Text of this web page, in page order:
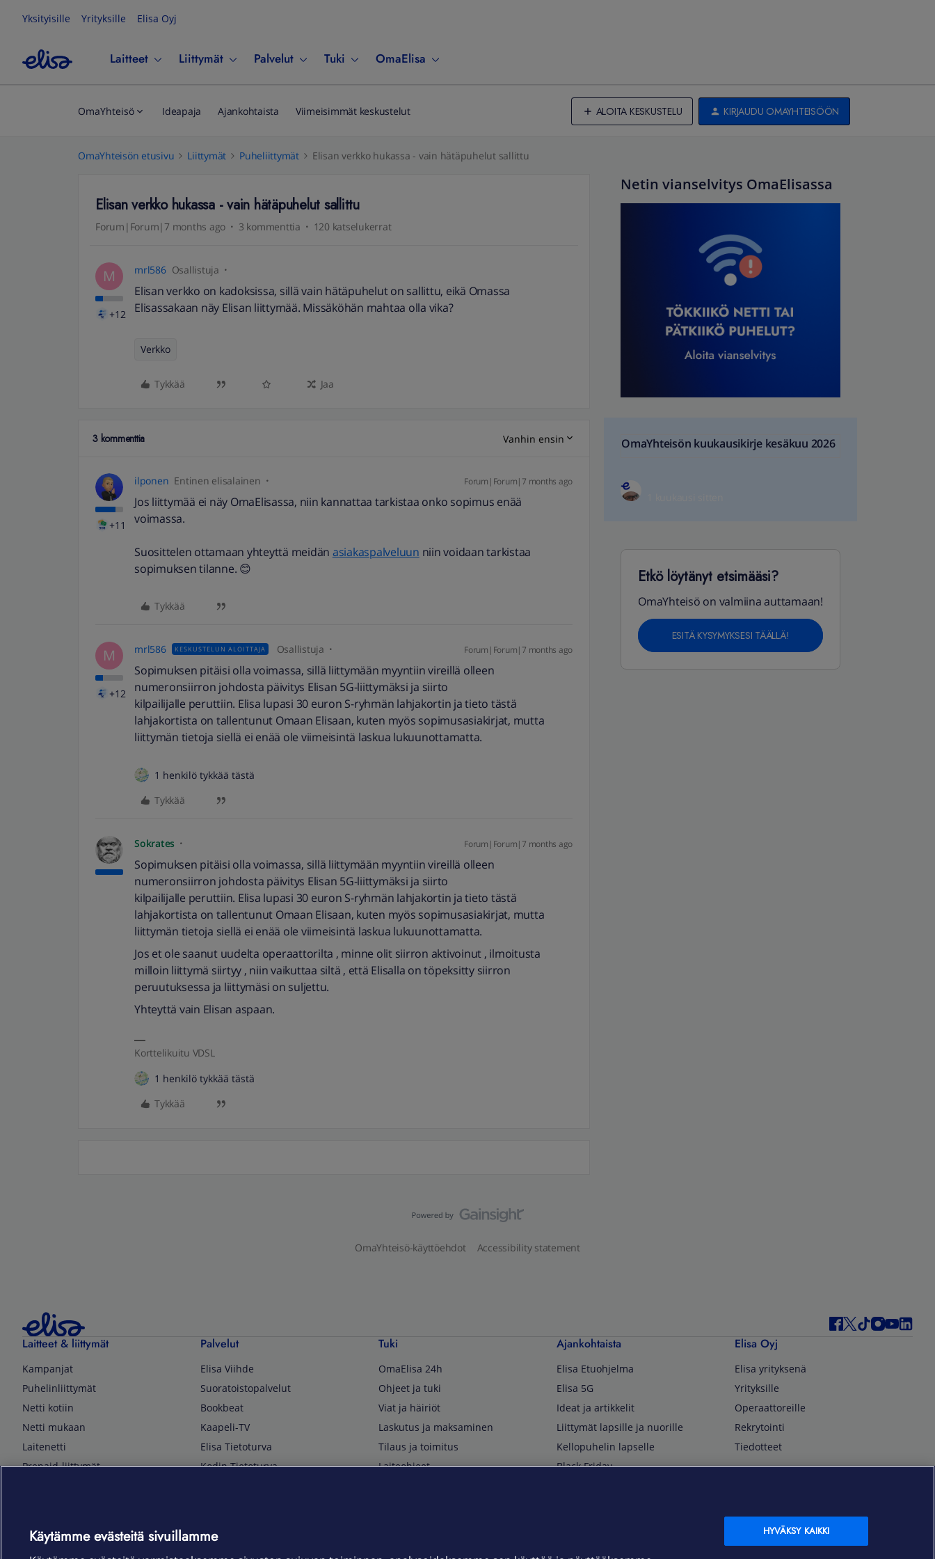
Yksityisille Yrityksille Elisa Oyj
Laitteet Liittymät Palvelut Tuki OmaElisa
OmaYhteisö Ideapaja Ajankohtaista Viimeisimmät keskustelut ALOITA KESKUSTELU KIRJAUDU OMAYHTEISÖÖN
OmaYhteisön etusivu Liittymät Puheliittymät Elisan verkko hukassa - vain hätäpuhelut sallittu
Elisan verkko hukassa - vain hätäpuhelut sallittu
Forum|Forum|7 months ago 3 kommenttia 120 katselukerrat
M
+12
mrl586 Osallistuja
Elisan verkko on kadoksissa, sillä vain hätäpuhelut on sallittu, eikä Omassa
Elisassakaan näy Elisan liittymää. Missäköhän mahtaa olla vika?
Verkko
Tykkää Jaa
3 kommenttia Vanhin ensin
+11
ilponen Entinen elisalainen Forum|Forum|7 months ago
Jos liittymää ei näy OmaElisassa, niin kannattaa tarkistaa onko sopimus enää
voimassa.
Suosittelen ottamaan yhteyttä meidän asiakaspalveluun niin voidaan tarkistaa
sopimuksen tilanne. 😊
Tykkää
M
+12
mrl586 KESKUSTELUN ALOITTAJA Osallistuja Forum|Forum|7 months ago
Sopimuksen pitäisi olla voimassa, sillä liittymään myyntiin vireillä olleen
numeronsiirron johdosta päivitys Elisan 5G-liittymäksi ja siirto
kilpailijalle peruttiin. Elisa lupasi 30 euron S-ryhmän lahjakortin ja tieto tästä
lahjakortista on tallentunut Omaan Elisaan, kuten myös sopimusasiakirjat, mutta
liittymän tietoja siellä ei enää ole viimeisintä laskua lukuunottamatta.
1 henkilö tykkää tästä
Tykkää
Sokrates Forum|Forum|7 months ago
Sopimuksen pitäisi olla voimassa, sillä liittymään myyntiin vireillä olleen
numeronsiirron johdosta päivitys Elisan 5G-liittymäksi ja siirto
kilpailijalle peruttiin. Elisa lupasi 30 euron S-ryhmän lahjakortin ja tieto tästä
lahjakortista on tallentunut Omaan Elisaan, kuten myös sopimusasiakirjat, mutta
liittymän tietoja siellä ei enää ole viimeisintä laskua lukuunottamatta.
Jos et ole saanut uudelta operaattorilta , minne olit siirron aktivoinut , ilmoitusta
milloin liittymä siirtyy , niin vaikuttaa siltä , että Elisalla on töpeksitty siirron
peruutuksessa ja liittymäsi on suljettu.
Yhteyttä vain Elisan aspaan.
Korttelikuitu VDSL
1 henkilö tykkää tästä
Tykkää
Netin vianselvitys OmaElisassa
OmaYhteisön kuukausikirje kesäkuu 2026
Etkö löytänyt etsimääsi?
OmaYhteisö on valmiina auttamaan!
ESITÄ KYSYMYKSESI TÄÄLLÄ!
OmaYhteisö-käyttöehdot Accessibility statement
Laitteet & liittymät
Kampanjat
Puhelinliittymät
Netti kotiin
Netti mukaan
Laitenetti
Prepaid-liittymät
TV & audio
Palvelut
Elisa Viihde
Suoratoistopalvelut
Bookbeat
Kaapeli-TV
Elisa Tietoturva
Kodin Tietoturva
Elisa Kotiverkko
Tuki
OmaElisa 24h
Ohjeet ja tuki
Viat ja häiriöt
Laskutus ja maksaminen
Tilaus ja toimitus
Laiteohjeet
Ajankohtaista
Elisa Etuohjelma
Elisa 5G
Ideat ja artikkelit
Liittymät lapsille ja nuorille
Kellopuhelin lapselle
Black Friday
Elisa Oyj
Elisa yrityksenä
Yrityksille
Operaattoreille
Rekrytointi
Tiedotteet
OmaElisa Self Service
Moving to Finland
Käytämme evästeitä sivuillamme HYVÄKSY KAIKKI